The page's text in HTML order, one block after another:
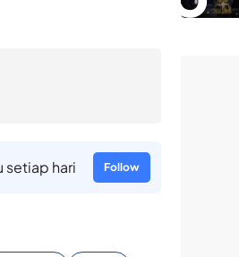
hari Follow